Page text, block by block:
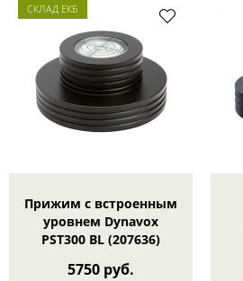
СКЛАД ЕКБ
Прижим с встроенным
уровнем Dynavox
PST300 BL (207636)
5750 руб.